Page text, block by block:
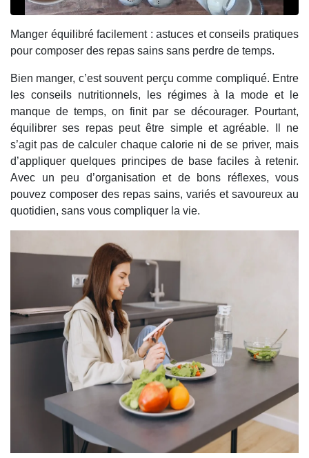
Manger équilibré facilement : astuces et conseils pratiques
pour composer des repas sains sans perdre de temps.
Bien manger, c’est souvent perçu comme compliqué. Entre
les conseils nutritionnels, les régimes à la mode et le
manque de temps, on finit par se décourager. Pourtant,
équilibrer ses repas peut être simple et agréable. Il ne
s’agit pas de calculer chaque calorie ni de se priver, mais
d’appliquer quelques principes de base faciles à retenir.
Avec un peu d’organisation et de bons réflexes, vous
pouvez composer des repas sains, variés et savoureux au
quotidien, sans vous compliquer la vie.